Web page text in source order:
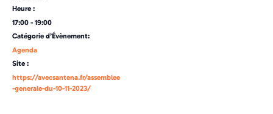
Heure :
17:00 - 19:00
Catégorie d’Évènement:
Agenda
Site :
https://avecsantena.fr/assemblee
-generale-du-10-11-2023/